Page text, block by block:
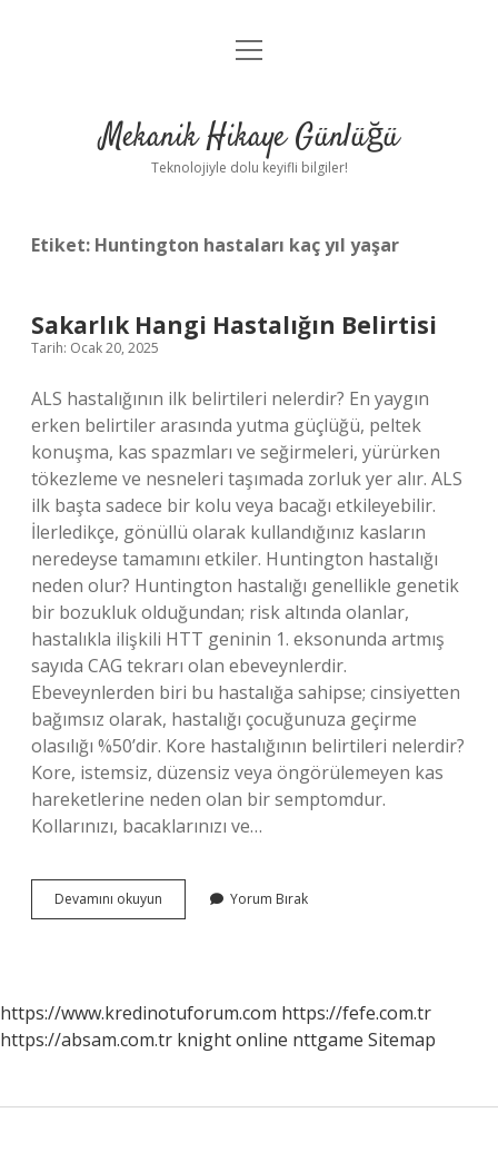
Anasayfa
Yasal Uyarı
menüyü
Mekanik Hikaye Günlüğü
Teknolojiyle dolu keyifli bilgiler!
Etiket: Huntington hastaları kaç yıl yaşar
Sakarlık Hangi Hastalığın Belirtisi
Tarih: Ocak 20, 2025
ALS hastalığının ilk belirtileri nelerdir? En yaygın
erken belirtiler arasında yutma güçlüğü, peltek
konuşma, kas spazmları ve seğirmeleri, yürürken
tökezleme ve nesneleri taşımada zorluk yer alır. ALS
ilk başta sadece bir kolu veya bacağı etkileyebilir.
İlerledikçe, gönüllü olarak kullandığınız kasların
neredeyse tamamını etkiler. Huntington hastalığı
neden olur? Huntington hastalığı genellikle genetik
bir bozukluk olduğundan; risk altında olanlar,
hastalıkla ilişkili HTT geninin 1. eksonunda artmış
sayıda CAG tekrarı olan ebeveynlerdir.
Ebeveynlerden biri bu hastalığa sahipse; cinsiyetten
bağımsız olarak, hastalığı çocuğunuza geçirme
olasılığı %50’dir. Kore hastalığının belirtileri nelerdir?
Kore, istemsiz, düzensiz veya öngörülemeyen kas
hareketlerine neden olan bir semptomdur.
Kollarınızı, bacaklarınızı ve…
Devamını okuyun
Hangi
Yorum Bırak
https://www.kredinotuforum.com https://fefe.com.tr
https://absam.com.tr knight online nttgame Sitemap